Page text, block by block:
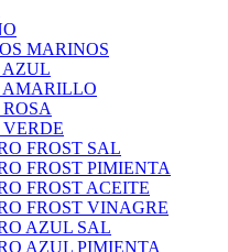
MARINOS
AZUL
AMARILLO
VERDE
FROST SAL
FROST PIMIENTA
FROST ACEITE
FROST VINAGRE
AZUL SAL
AZUL PIMIENTA